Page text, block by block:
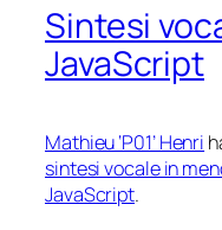
Sintesi
JavaScript
Mathieu ‘P01’ Henri
sintesi vocale in
JavaScript.